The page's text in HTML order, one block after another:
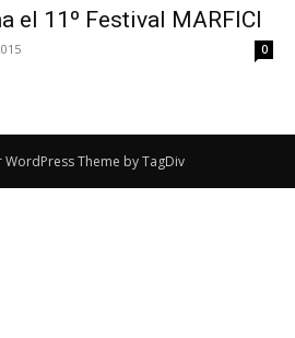
el 11º Festival MARFICI
0
Theme by TagDiv